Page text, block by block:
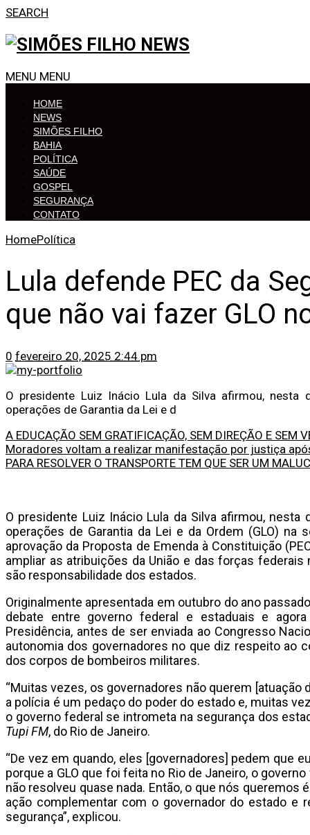
SEARCH
MENU MENU
HOME
NEWS
SIMÕES FILHO
BAHIA
POLÍTICA
SAÚDE
GOSPEL
SEGURANÇA
CONTATO
HomePolítica
Lula defende PEC da
que não vai fazer GLO
0 fevereiro 20, 2025 2:44 pm
O presidente Luiz Inácio Lula da Silva afirmou, nesta
operações de Garantia da Lei e d
A EDUCAÇÃO SEM GRATIFICAÇÃO, SEM DIREÇÃO E SEM
Moradores voltam a realizar manifestação por justiça
PARA RESOLVER O TRANSPORTE TEM QUE SER UM
O presidente Luiz Inácio Lula da Silva afirmou, nesta
operações de Garantia da Lei e da Ordem (GLO)
aprovação da Proposta de Emenda à Constituição
ampliar as atribuições da União e das forças
são responsabilidade dos estados.
Originalmente apresentada em outubro do ano
debate entre governo federal e estaduais e
Presidência, antes de ser enviada ao Congresso
autonomia dos governadores no que diz respeito ao
dos corpos de bombeiros militares.
“Muitas vezes, os governadores não querem [atuação
a polícia é um pedaço do poder do estado e, muitas
o governo federal se intrometa na segurança dos
Tupi FM, do Rio de Janeiro.
“De vez em quando, eles [governadores] pedem que
porque a GLO que foi feita no Rio de Janeiro, o
não resolveu quase nada. Então, o que nós queremos
ação complementar com o governador do estado e
segurança”, explicou.